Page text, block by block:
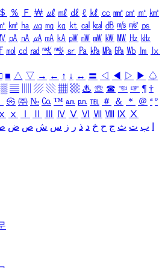
＄ ％ Ｆ ￦ ㎕ ㎖ ㎗ ℓ ㎘ ㏄ ㎣ ㎤ ㎥ ㎦
㎢ ㏊ ㎍ ㎎ ㎏ ㏏ ㎈ ㎉ ㏈ ㎧ ㎨ ㎰
㎀ ㎁ ㎂ ㎃ ㎄ ㎺ ㎻ ㎽ ㎾ ㎿ ㎐ ㎑
㏖ ㏅ ㎭ ㎮ ㎯ ㏛ ㎩ ㎪ ㎫ ㎬ ㏝ ㏐
㏓
■ △ ▽ → ← ↑ ↓ ↔ 〓 ◁ ◀ ▷ ▶ ♤
▒ ▤ ▨ ▧ ▦ ▩ ♨ ☏ ☎ ☜ ☞ ¶ †
㉿ ㈜ № ㏇ ™ ㏂ ㏘ ℡ ＃ ＆ ＊ ＠ ª º
ⅹ Ⅳ Ⅴ Ⅵ Ⅶ Ⅷ Ⅸ Ⅹ
ب ت ث ج ح خ د ذ ر ز س ش ص ض